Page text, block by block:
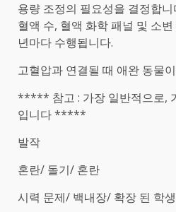
용량 조정의 필요성을 결정합
혈액 수, 혈액 화학 패널 및 소
년마다 수행됩니다.
고혈압과 연결될 때 애완 동물
***** 참고 : 가장 일반적으로,
입니다 *****
발작
혼란/ 돌기/ 혼란
시력 문제/ 백내장/ 확장 된 학